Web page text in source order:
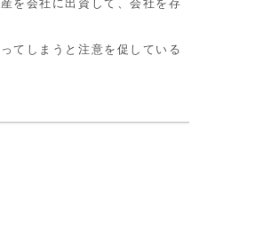
を会社に出資して、会社を存
てしまうと注意を促している